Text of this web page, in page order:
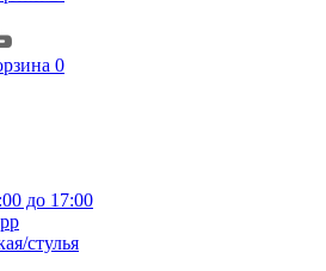
0
до 17:00
стулья